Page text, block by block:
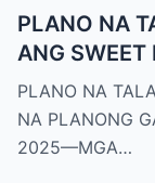
PLANO NA
ANG
NI
TAGA-
PLANO NA
NA PLANONG
2025—MGA…